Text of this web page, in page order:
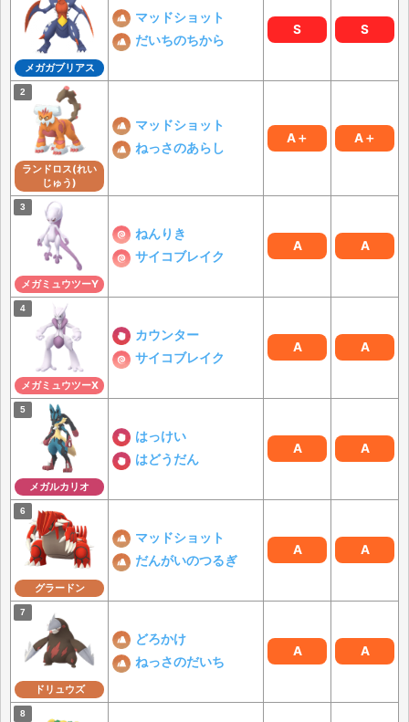
メガガブリアス
マッドショット
だいちのちから
S S
ランドロス(れい
じゅう)
マッドショット
ねっさのあらし
A＋ A＋
メガミュウツーY
ねんりき
サイコブレイク
A A
メガミュウツーX
カウンター
サイコブレイク
A A
メガルカリオ
はっけい
はどうだん
A A
グラードン
マッドショット
だんがいのつるぎ
A A
ドリュウズ
どろかけ
ねっさのだいち
A A